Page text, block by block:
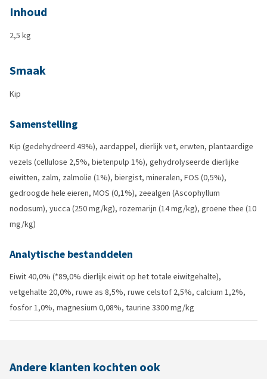
Inhoud
2,5 kg
Smaak
Kip
Samenstelling
Kip (gedehydreerd 49%), aardappel, dierlijk vet, erwten, plantaardige
vezels (cellulose 2,5%, bietenpulp 1%), gehydrolyseerde dierlijke
eiwitten, zalm, zalmolie (1%), biergist, mineralen, FOS (0,5%),
gedroogde hele eieren, MOS (0,1%), zeealgen (Ascophyllum
nodosum), yucca (250 mg/kg), rozemarijn (14 mg/kg), groene thee (10
mg/kg)
Analytische bestanddelen
Eiwit 40,0% (*89,0% dierlijk eiwit op het totale eiwitgehalte),
vetgehalte 20,0%, ruwe as 8,5%, ruwe celstof 2,5%, calcium 1,2%,
fosfor 1,0%, magnesium 0,08%, taurine 3300 mg/kg
Andere klanten kochten ook